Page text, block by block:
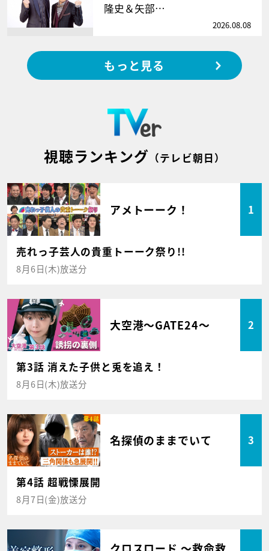
隆史＆矢部…
2026.08.08
もっと見る
視聴ランキング （テレビ朝日）
アメトーーク！ 1
売れっ子芸人の貴重トーーク祭り!!
8月6日(木)放送分
大空港～GATE24～ 2
第3話 消えた子供と兎を追え！
8月6日(木)放送分
名探偵のままでいて 3
第4話 超戦慄展開
8月7日(金)放送分